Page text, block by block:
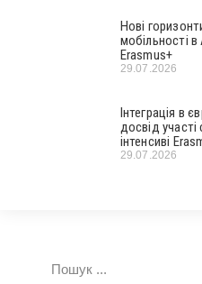
Нові
мобільності
Erasmus+
29.07.2026
Інтеграція в
досвід
інтенсиві
29.07.2026